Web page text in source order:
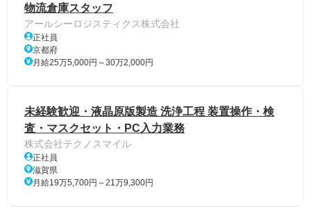
物流倉庫スタッフ
アールシーロジスティクス株式会社
正社員
京都府
月給25万5,000円～30万2,000円
未経験歓迎・液晶原版製造 洗浄工程 装置操作・検
査・マスクセット・PC入力業務
株式会社テクノスマイル
正社員
滋賀県
月給19万5,700円～21万9,300円